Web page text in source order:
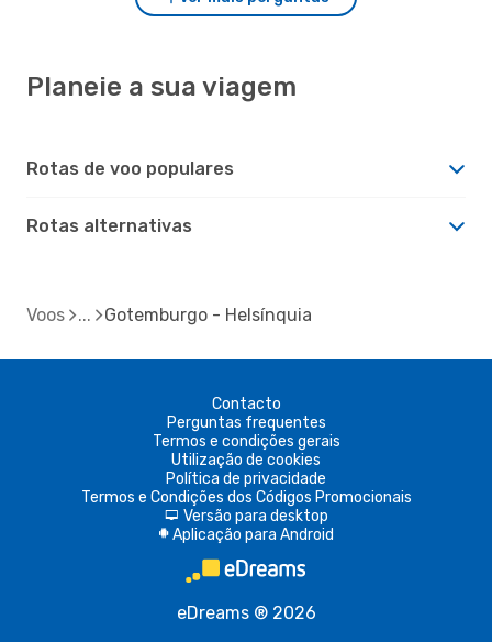
Planeie a sua viagem
Rotas de voo populares
Rotas alternativas
Voos Gotemburgo - Helsínquia
Contacto
Perguntas frequentes
Termos e condições gerais
Utilização de cookies
Política de privacidade
Termos e Condições dos Códigos Promocionais
d Versão para desktop
A Aplicação para Android
eDreams ® 2026